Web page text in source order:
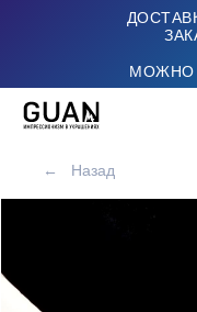
МОЖНО
← Назад